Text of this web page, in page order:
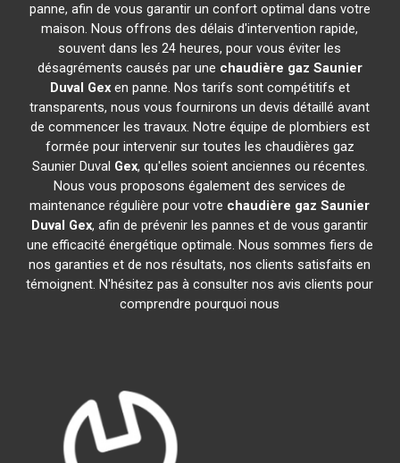
panne, afin de vous garantir un confort optimal dans votre
maison. Nous offrons des délais d'intervention rapide,
souvent dans les 24 heures, pour vous éviter les
désagréments causés par une chaudière gaz Saunier
Duval Gexen panne. Nos tarifs sont compétitifs et
transparents, nous vous fournirons un devis détaillé avant
de commencer les travaux. Notre équipe de plombiers est
formée pour intervenir sur toutes les chaudières gaz
Saunier Duval Gex, qu'elles soient anciennes ou récentes.
Nous vous proposons également des services de
maintenance régulière pour votre chaudière gaz Saunier
Duval Gex, afin de prévenir les pannes et de vous garantir
une efficacité énergétique optimale. Nous sommes fiers de
nos garanties et de nos résultats, nos clients satisfaits en
témoignent. N'hésitez pas à consulter nos avis clients pour
comprendre pourquoi nous